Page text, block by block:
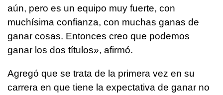
aún, pero es un equipo muy fuerte, con
muchísima confianza, con muchas ganas de
ganar cosas. Entonces creo que podemos
ganar los dos títulos», afirmó.
Agregó que se trata de la primera vez en su
carrera en que tiene la expectativa de ganar no